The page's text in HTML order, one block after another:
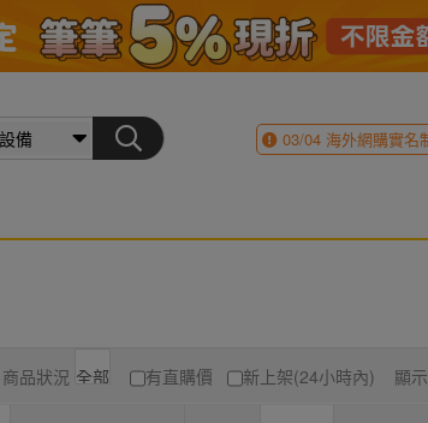
03/04海外網購實名
商品狀況 有直購價 新上架(24小時內) 顯